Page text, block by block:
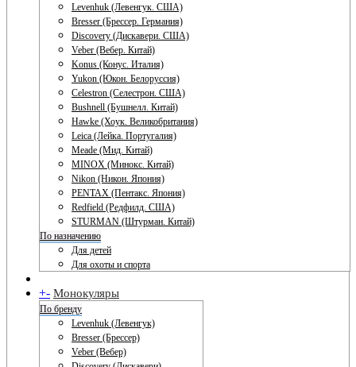
Levenhuk (Левенгук. США)
Bresser (Брессер. Германия)
Discovery (Дискавери. США)
Veber (Вебер. Китай)
Konus (Конус. Италия)
Yukon (Юкон. Белоруссия)
Celestron (Селестрон. США)
Bushnell (Бушнелл. Китай)
Hawke (Хоук. Великобритания)
Leica (Лейка. Португалия)
Meade (Мид. Китай)
MINOX (Минокс. Китай)
Nikon (Никон. Япония)
PENTAX (Пентакс. Япония)
Redfield (Редфилд. США)
STURMAN (Штурман. Китай)
По назначению
Для детей
Для охоты и спорта
+- Монокуляры
По бренду
Levenhuk (Левенгук)
Bresser (Брессер)
Veber (Вебер)